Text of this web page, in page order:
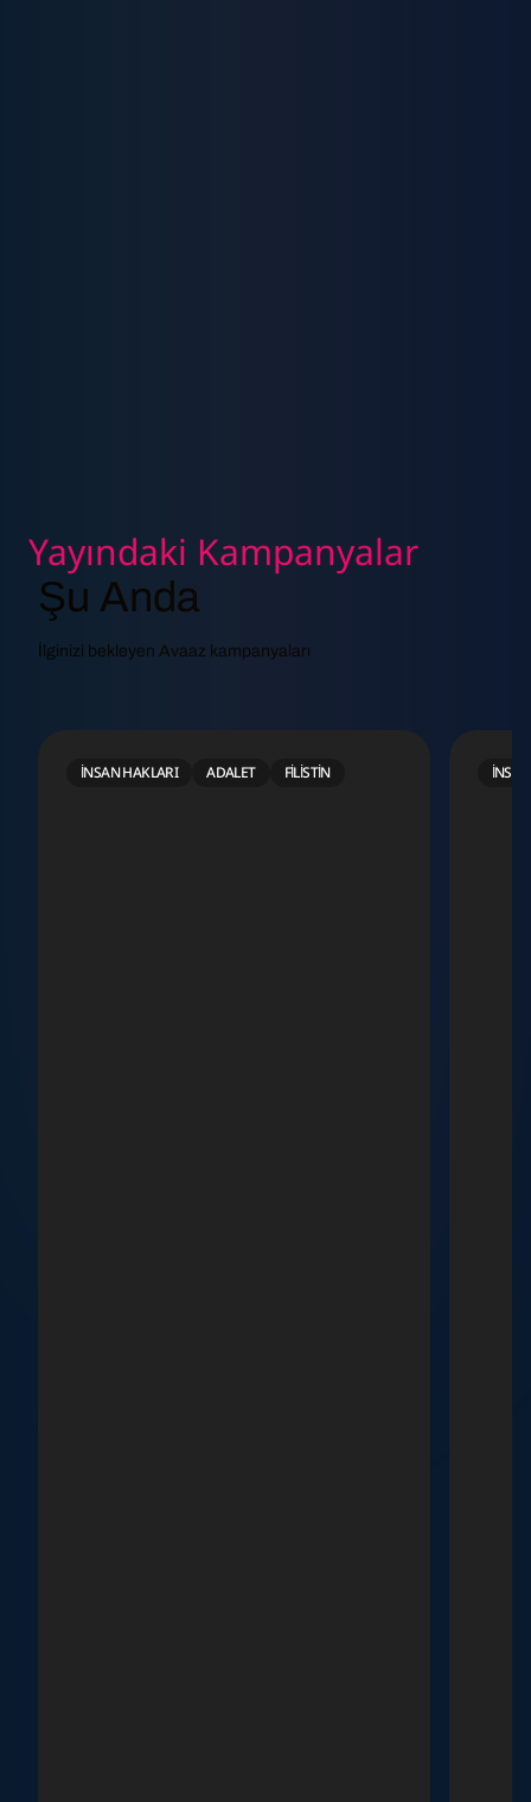
Yayındaki Kampanyalar
Şu Anda
İlginizi bekleyen Avaaz kampanyaları
İNSAN HAKLARI ADALET FILISTIN